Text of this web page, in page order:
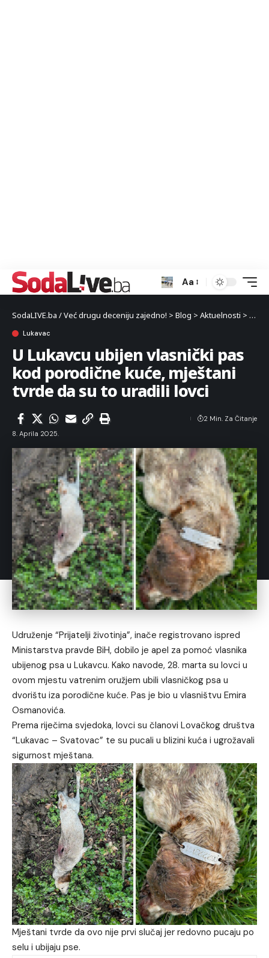
Aa
SodaLIVE.ba / Već drugu deceniju zajedno! > Blog > Aktuelnosti >
Lukavac
U Lukavcu ubijen vlasnički pas
kod porodične kuće, mještani
tvrde da su to uradili lovci
8. Aprila 2025.
2 Min. Za Čitanje
Udruženje “Prijatelji životinja”, inače registrovano ispred
Ministarstva pravde BiH, dobilo je apel za pomoć vlasnika
ubijenog psa u Lukavcu. Kako navode, 28. marta su lovci u
ovom mjestu vatrenim oružjem ubili vlasničkog psa u
dvorištu iza porodične kuće. Pas je bio u vlasništvu Emira
Osmanovića.
Prema riječima svjedoka, lovci su članovi Lovačkog društva
“Lukavac – Svatovac” te su pucali u blizini kuća i ugrožavali
sigurnost mještana.
Mještani tvrde da ovo nije prvi slučaj jer redovno pucaju po
selu i ubijaju pse.